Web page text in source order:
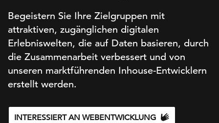
Begeistern Sie Ihre Zielgruppen mit
attraktiven, zugänglichen digitalen
Erlebniswelten, die auf Daten basieren, durch
die Zusammenarbeit verbessert und von
unseren marktführenden Inhouse-Entwicklern
erstellt werden.
INTERESSIERT AN WEBENTWICKLUNG